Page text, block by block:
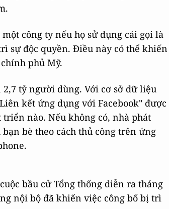
công ty nếu họ sử dụng cái gọi là
sự độc quyền. Điều này có thể khiến
phủ Mỹ.
tỷ người dùng. Với cơ sở dữ liệu
kết ứng dụng với Facebook" được
nào. Nếu không có, nhà phát
bè theo cách thủ công trên ứng
bầu cử Tổng thống diễn ra tháng
nội bộ đã khiến việc công bố bị trì